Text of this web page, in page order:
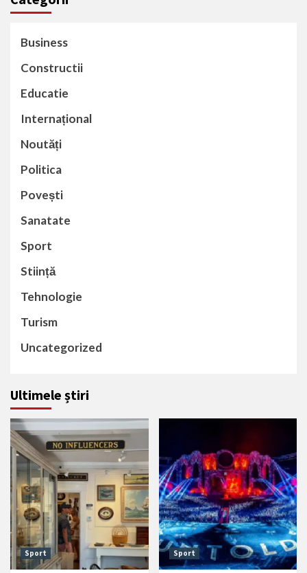
Business
Constructii
Educatie
Internațional
Noutăți
Politica
Povești
Sanatate
Sport
Stiință
Tehnologie
Turism
Uncategorized
Ultimele știri
Sport Sport